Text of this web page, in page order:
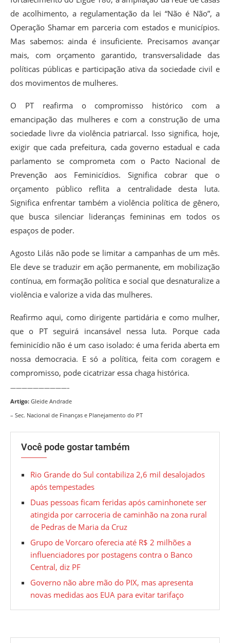
de acolhimento, a regulamentação da lei “Não é Não”, a
Operação Shamar em parceria com estados e municípios.
Mas sabemos: ainda é insuficiente. Precisamos avançar
mais, com orçamento garantido, transversalidade das
políticas públicas e participação ativa da sociedade civil e
dos movimentos de mulheres.
O PT reafirma o compromisso histórico com a
emancipação das mulheres e com a construção de uma
sociedade livre da violência patriarcal. Isso significa, hoje,
exigir que cada prefeitura, cada governo estadual e cada
parlamento se comprometa com o Pacto Nacional de
Prevenção aos Feminicídios. Significa cobrar que o
orçamento público reflita a centralidade desta luta.
Significa enfrentar também a violência política de gênero,
que busca silenciar lideranças femininas em todos os
espaços de poder.
Agosto Lilás não pode se limitar a campanhas de um mês.
Ele deve se traduzir em ação permanente, em mobilização
contínua, em formação política e social que desnaturalize a
violência e valorize a vida das mulheres.
Reafirmo aqui, como dirigente partidária e como mulher,
que o PT seguirá incansável nessa luta. Porque cada
feminicídio não é um caso isolado: é uma ferida aberta em
nossa democracia. E só a política, feita com coragem e
compromisso, pode cicatrizar essa chaga histórica.
——————————–
Artigo: Gleide Andrade
– Sec. Nacional de Finanças e Planejamento do PT
Você pode gostar também
Rio Grande do Sul contabiliza 2,6 mil desalojados
após tempestades
Duas pessoas ficam feridas após caminhonete ser
atingida por carroceria de caminhão na zona rural
de Pedras de Maria da Cruz
Grupo de Vorcaro oferecia até R$ 2 milhões a
influenciadores por postagens contra o Banco
Central, diz PF
Governo não abre mão do PIX, mas apresenta
novas medidas aos EUA para evitar tarifaço